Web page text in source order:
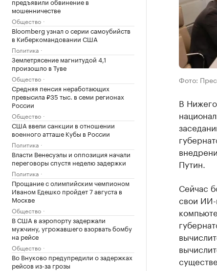
мошенничестве
Общество
Bloomberg узнал о серии самоубийств
в Киберкомандовании США
Политика
Землетрясение магнитудой 4,1
произошло в Туве
Общество
Средняя пенсия неработающих
превысила ₽35 тыс. в семи регионах
России
Общество
США ввели санкции в отношении
военного атташе Кубы в России
Политика
Власти Венесуэлы и оппозиция начали
переговоры спустя неделю задержки
Политика
Прощание с олимпийским чемпионом
Иваном Едешко пройдет 7 августа в
Москве
Общество
В США в аэропорту задержали
мужчину, угрожавшего взорвать бомбу
на рейсе
Общество
Во Внуково предупредили о задержках
рейсов из-за грозы
Фото:
В
Путин.
Сейчас
свои ИИ-